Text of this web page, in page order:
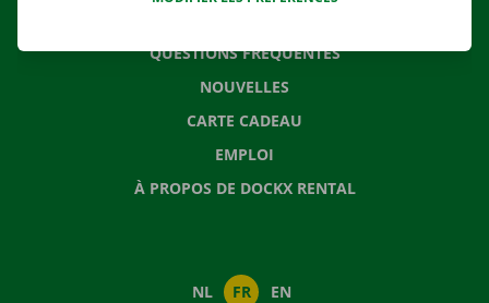
QUESTIONS FRÉQUENTES
NOUVELLES
CARTE CADEAU
EMPLOI
À PROPOS DE DOCKX RENTAL
NL FR EN